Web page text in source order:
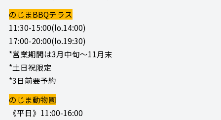
のじまBBQテラス
11:30-15:00(lo.14:00)
17:00-20:00(lo.19:30)
*営業期間は3月中旬～11月末
*土日祝限定
*3日前要予約
のじま動物園
《平日》11:00-16:00